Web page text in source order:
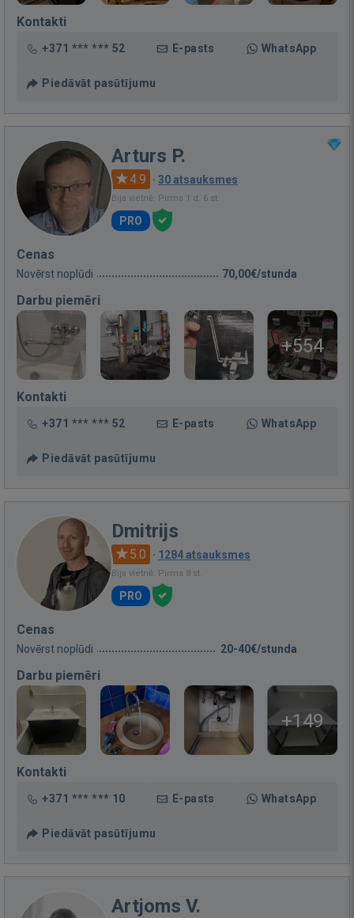
Kontakti
+371 *** *** 52 E-pasts WhatsApp
Piedāvāt pasūtījumu
Arturs P.
4.9 · 30 atsauksmes
Bija vietnē: Pirms 1 d. 6 st.
PRO
Cenas
Novērst noplūdi 70,00€/stunda
Darbu piemēri
+554
Kontakti
+371 *** *** 52 E-pasts WhatsApp
Piedāvāt pasūtījumu
Dmitrijs
5.0 · 1284 atsauksmes
Bija vietnē: Pirms 8 st.
PRO
Cenas
Novērst noplūdi 20-40€/stunda
Darbu piemēri
+149
Kontakti
+371 *** *** 10 E-pasts WhatsApp
Piedāvāt pasūtījumu
Artjoms V.